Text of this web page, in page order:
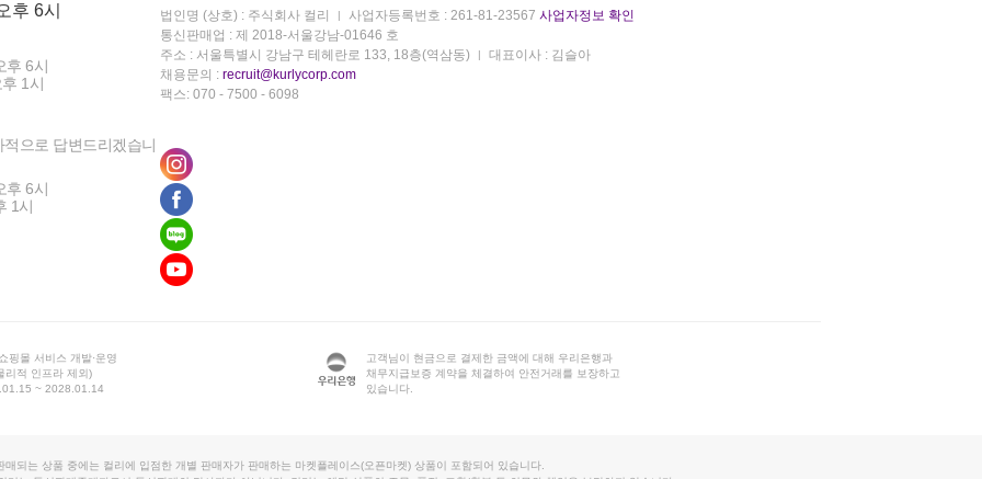
후 6시
후 6시
1시
으로 답변드리겠습니
후 6시
1시
법인명 (상호) : 주식회사 컬리 사업자등록번호 : 261-81-23567 사업자정보 확인
통신판매업 : 제 2018-서울강남-01646 호
주소 : 서울특별시 강남구 테헤란로 133, 18층(역삼동)
대표이사 : 김슬아
채용문의 : recruit@kurlycorp.com
팩스: 070 - 7500 - 6098
핑몰 서비스 개발·운영
리적 인프라 제외)
~ 2028.01.14
고객님이 현금으로 결제한 금액에 대해 우리은행과
채무지급보증 계약을 체결하여 안전거래를 보장하고
있습니다.
매되는 상품 중에는 컬리에 입점한 개별 판매자가 판매하는 마켓플레이스(오픈마켓) 상품이 포함되어 있습니다.